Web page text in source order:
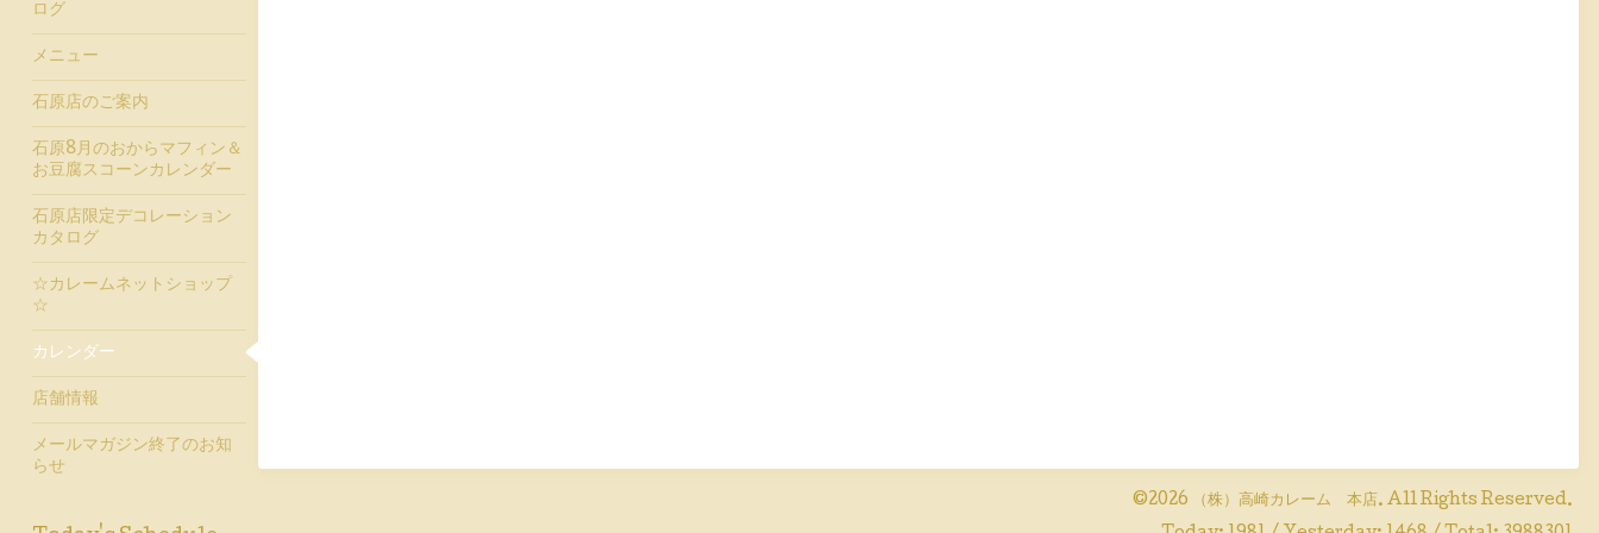
©2026 （株）高崎カレーム 本店. All Rights Reserved.
ログ
メニュー
石原店のご案内
石原8月のおからマフィン＆
お豆腐スコーンカレンダー
石原店限定デコレーション
カタログ
☆カレームネットショップ
☆
カレンダー
店舗情報
メールマガジン終了のお知
らせ